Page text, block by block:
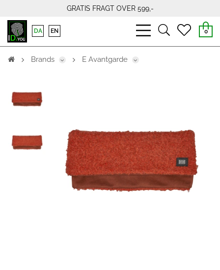
GRATIS FRAGT OVER 599,-
bars
light
searchheart
0
DA EN
Brands E Avantgarde